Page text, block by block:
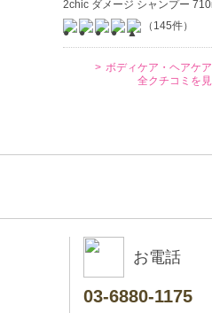
2chic ダメージ シャンプー
（145件）
ボディケア・ヘアケ
全クチコミを
お電話
03-6880-1175